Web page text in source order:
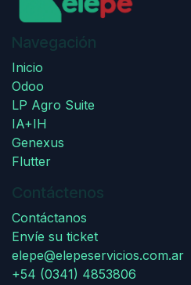
Navegación
Inicio
Odoo
LP Agro Suite
IA+IH
Genexus
Flutter
Contáctenos
Contáctanos
Envíe su ticket
elepe@elepeservicios.com.ar
+54 (0341) 4853806